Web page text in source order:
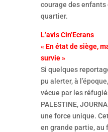
courage des
quartier.
L’avis Cin’Ecrans
« En état de siège,
survie »
Si quelques
pu alerter, à
vécue par les
PALESTINE,
une force unique.
en grande partie, au